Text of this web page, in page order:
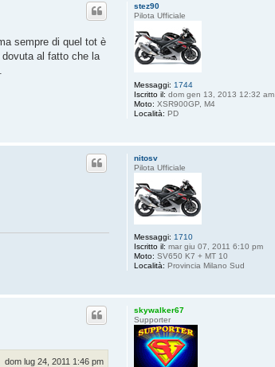
stez90
Pilota Ufficiale
Messaggi: 1744
Iscritto il: dom gen 13, 2013 12:32 am
Moto: XSR900GP, M4
Località: PD
sempre di quel tot è
al fatto che la
nitosv
Pilota Ufficiale
Messaggi: 1710
Iscritto il: mar giu 07, 2011 6:10 pm
Moto: SV650 K7 + MT 10
Località: Provincia Milano Sud
skywalker67
Supporter
dom lug 24, 2011 1:46 pm